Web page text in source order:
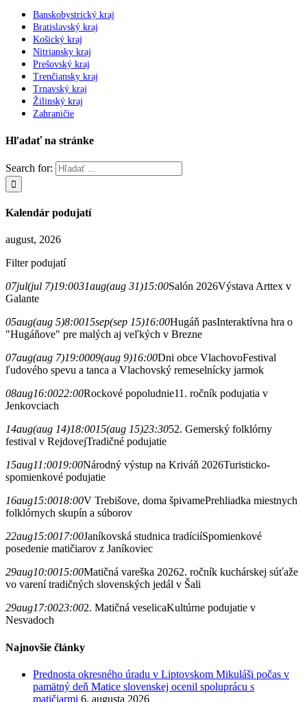
Banskobystrický kraj
Bratislavský kraj
Košický kraj
Nitriansky kraj
Prešovský kraj
Trenčiansky kraj
Trnavský kraj
Žilinský kraj
Zahraničie
Hľadať na stránke
Search for:
Kalendár podujatí
august, 2026
Filter podujatí
07jul(jul 7)19:0031aug(aug 31)15:00Salón 2026Výstava Arttex v
Galante
05aug(aug 5)8:0015sep(sep 15)16:00Hugáň pasInteraktívna hra o
"Hugáňove" pre malých aj veľkých v Brezne
07aug(aug 7)19:0009(aug 9)16:00Dni obce VlachovoFestival
ľudového spevu a tanca a Vlachovský remeselnícky jarmok
08aug16:0022:00Rockové popoludnie11. ročník podujatia v
Jenkovciach
14aug(aug 14)18:0015(aug 15)23:3052. Gemerský folklórny
festival v RejdovejTradičné podujatie
15aug11:0019:00Národný výstup na Kriváň 2026Turisticko-
spomienkové podujatie
16aug15:0018:00V Trebišove, doma špivamePrehliadka miestnych
folklórnych skupín a súborov
22aug15:0017:00Janíkovská studnica tradíciíSpomienkové
posedenie matičiarov z Janíkoviec
29aug10:0015:00Matičná vareška 20262. ročník kuchárskej súťaže
vo varení tradičných slovenských jedál v Šali
29aug17:0023:002. Matičná veselicaKultúrne podujatie v
Nesvadoch
Najnovšie články
Prednosta okresného úradu v Liptovskom Mikuláši počas v
pamätný deň Matice slovenskej ocenil spoluprácu s
matičiarmi 6. augusta 2026